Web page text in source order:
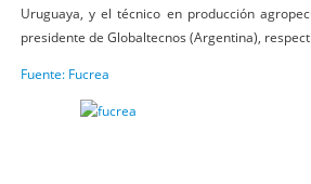
Uruguaya, y el técnico en producción
presidente de Globaltecnos (Argentina),
Fuente: Fucrea